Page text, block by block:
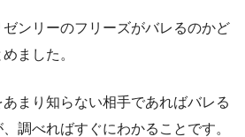
ンリーのフリーズがバレるのかど
ました。
まり知らない相手であればバレる
調べればすぐにわかることです。